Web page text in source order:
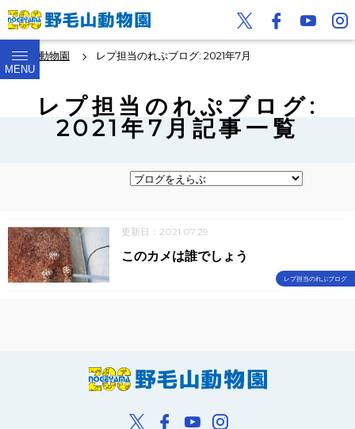
MENU
野毛山動物園 レプ担当のれぷブログ: 2021年7月
レプ担当のれぷブログ:
2021年7月記事一覧
更新日：2021.07.29
レプ担当のれぷブログ
このカメは誰でしょう